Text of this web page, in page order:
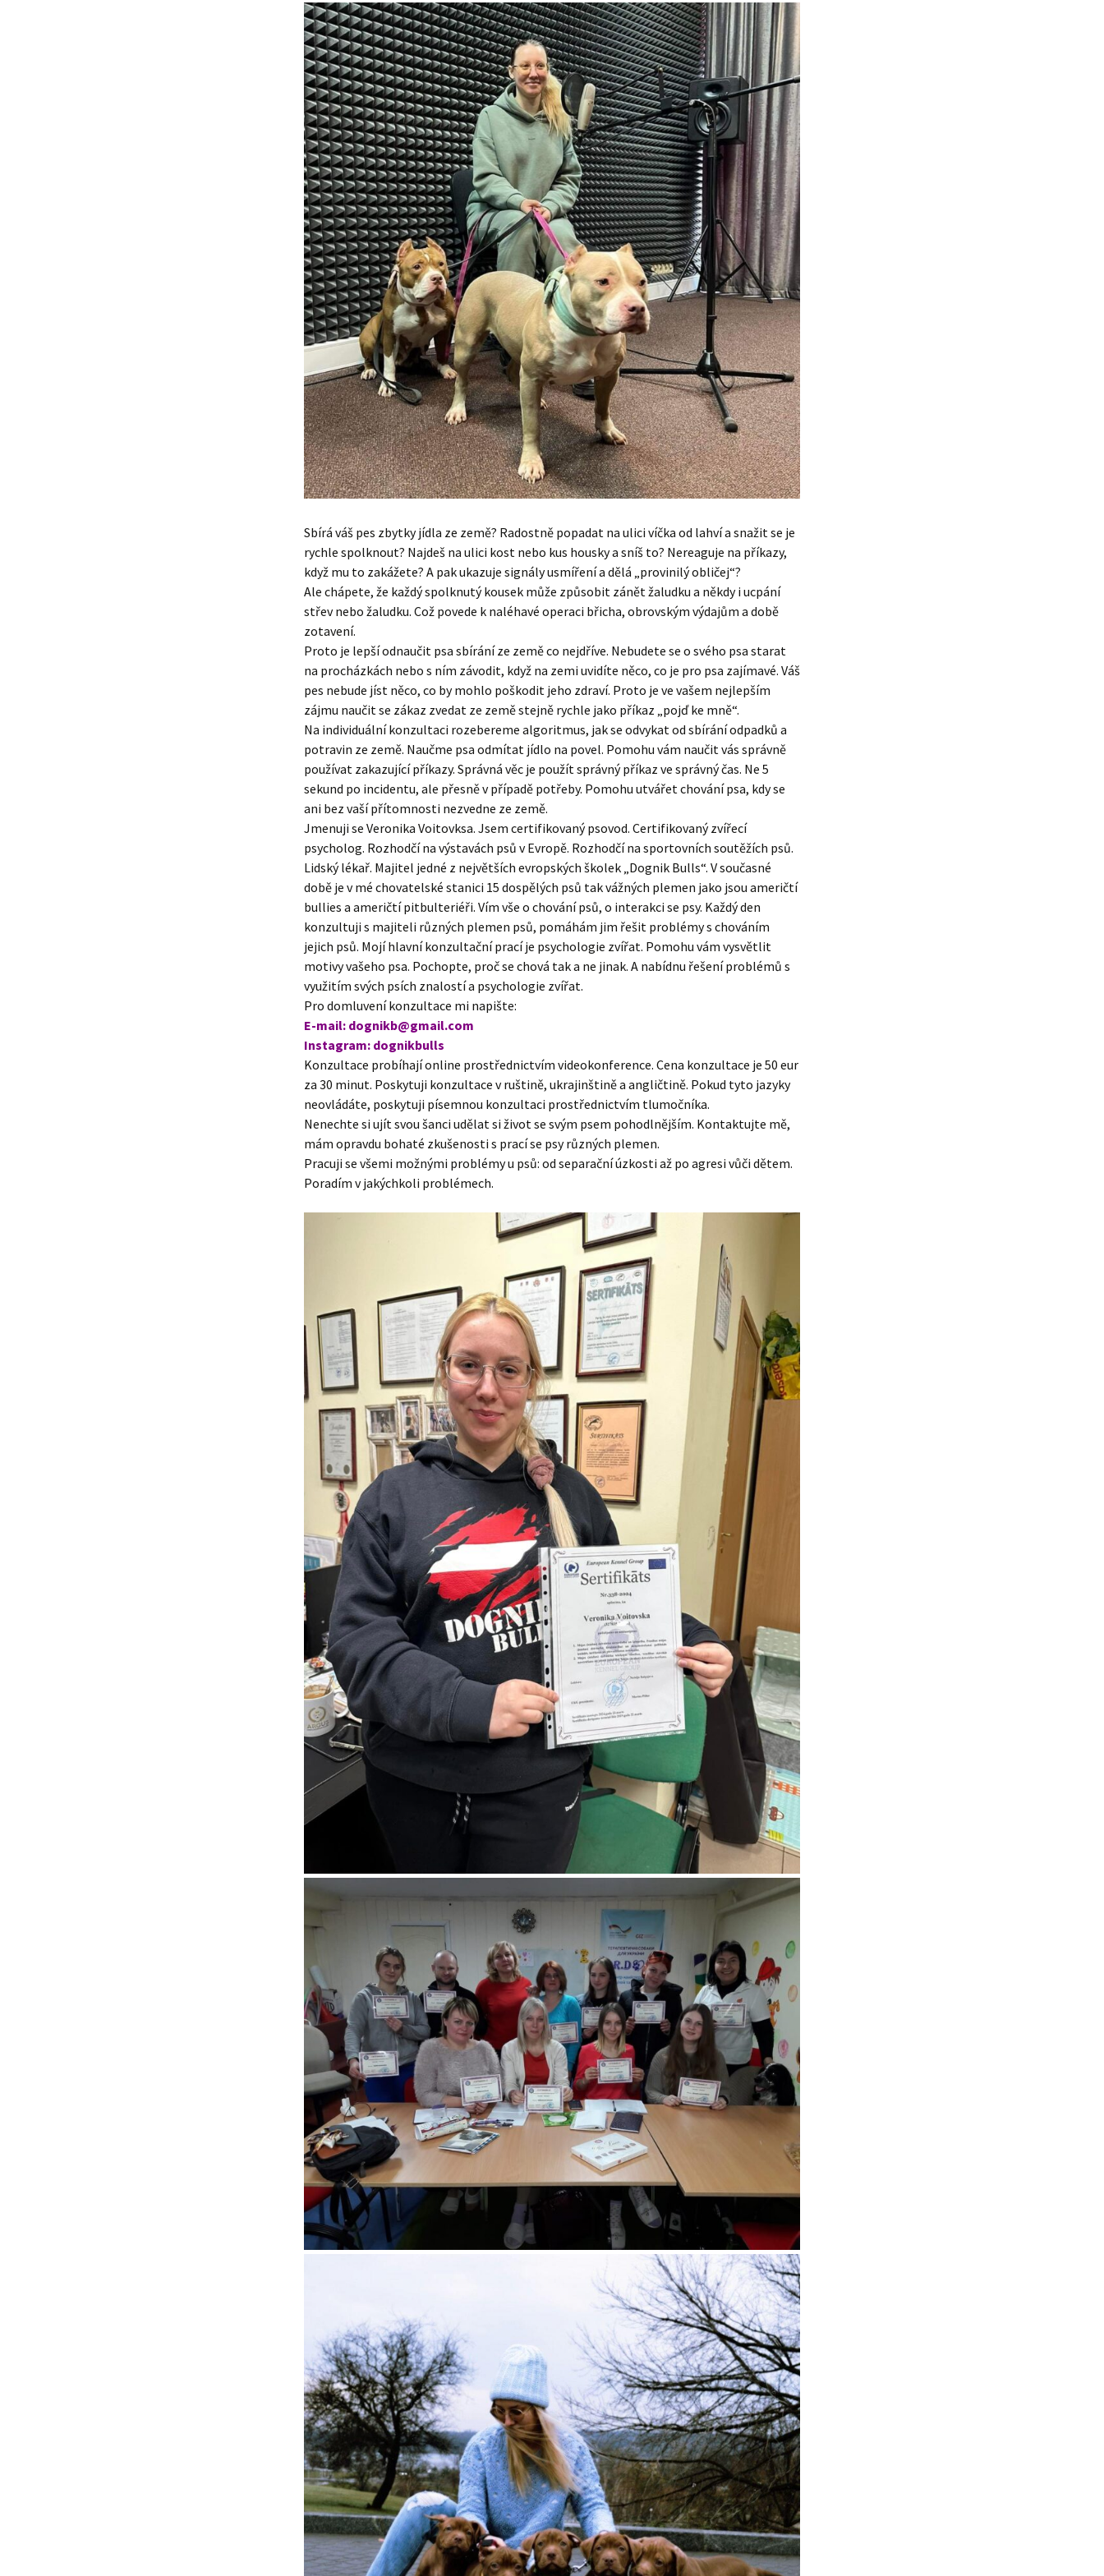
Sbírá váš pes zbytky jídla ze země? Radostně popadat na ulici víčka od lahví a snažit se je
rychle spolknout? Najdeš na ulici kost nebo kus housky a sníš to? Nereaguje na příkazy,
když mu to zakážete? A pak ukazuje signály usmíření a dělá „provinilý obličej“?
Ale chápete, že každý spolknutý kousek může způsobit zánět žaludku a někdy i ucpání
střev nebo žaludku. Což povede k naléhavé operaci břicha, obrovským výdajům a době
zotavení.
Proto je lepší odnaučit psa sbírání ze země co nejdříve. Nebudete se o svého psa starat
na procházkách nebo s ním závodit, když na zemi uvidíte něco, co je pro psa zajímavé. Váš
pes nebude jíst něco, co by mohlo poškodit jeho zdraví. Proto je ve vašem nejlepším
zájmu naučit se zákaz zvedat ze země stejně rychle jako příkaz „pojď ke mně“.
Na individuální konzultaci rozebereme algoritmus, jak se odvykat od sbírání odpadků a
potravin ze země. Naučme psa odmítat jídlo na povel. Pomohu vám naučit vás správně
používat zakazující příkazy. Správná věc je použít správný příkaz ve správný čas. Ne 5
sekund po incidentu, ale přesně v případě potřeby. Pomohu utvářet chování psa, kdy se
ani bez vaší přítomnosti nezvedne ze země.
Jmenuji se Veronika Voitovksa. Jsem certifikovaný psovod. Certifikovaný zvířecí
psycholog. Rozhodčí na výstavách psů v Evropě. Rozhodčí na sportovních soutěžích psů.
Lidský lékař. Majitel jedné z největších evropských školek „Dognik Bulls“. V současné
době je v mé chovatelské stanici 15 dospělých psů tak vážných plemen jako jsou američtí
bullies a američtí pitbulteriéři. Vím vše o chování psů, o interakci se psy. Každý den
konzultuji s majiteli různých plemen psů, pomáhám jim řešit problémy s chováním
jejich psů. Mojí hlavní konzultační prací je psychologie zvířat. Pomohu vám vysvětlit
motivy vašeho psa. Pochopte, proč se chová tak a ne jinak. A nabídnu řešení problémů s
využitím svých psích znalostí a psychologie zvířat.
Pro domluvení konzultace mi napište:
E-mail: dognikb@gmail.com
Instagram: dognikbulls
Konzultace probíhají online prostřednictvím videokonference. Cena konzultace je 50 eur
za 30 minut. Poskytuji konzultace v ruštině, ukrajinštině a angličtině. Pokud tyto jazyky
neovládáte, poskytuji písemnou konzultaci prostřednictvím tlumočníka.
Nenechte si ujít svou šanci udělat si život se svým psem pohodlnějším. Kontaktujte mě,
mám opravdu bohaté zkušenosti s prací se psy různých plemen.
Pracuji se všemi možnými problémy u psů: od separační úzkosti až po agresi vůči dětem.
Poradím v jakýchkoli problémech.